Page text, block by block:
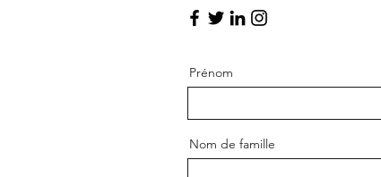
Prénom
Nom de famille